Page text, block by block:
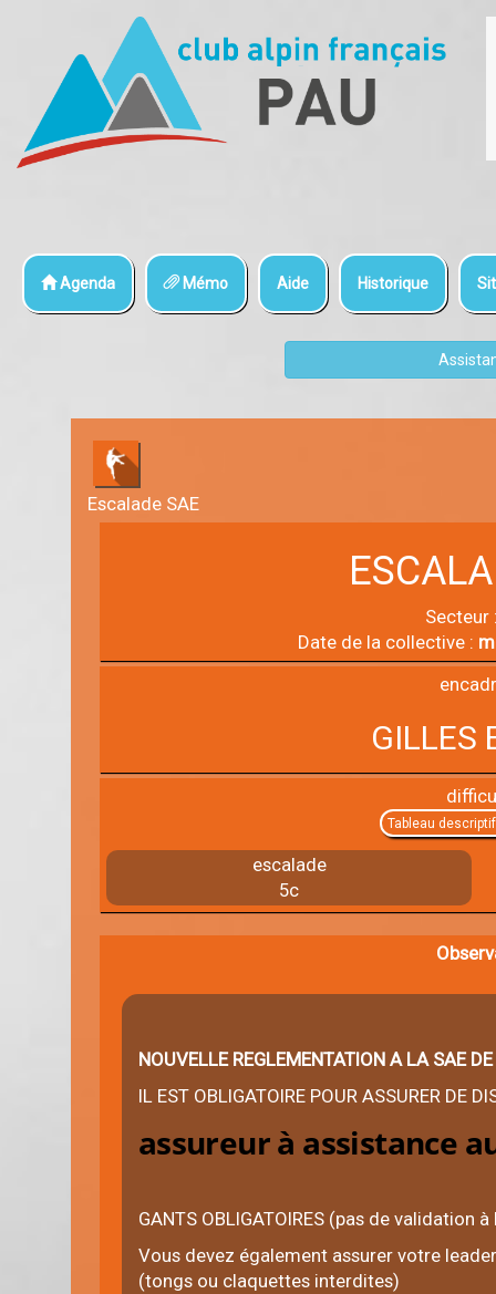
Agenda Mémo Aide Historique
Escalade SAE
Secteur
Date de la collective :
GILLES
Tableau
escalade
5c
NOUVELLE REGLEMENTATION A LA SAE
IL EST OBLIGATOIRE POUR ASSURER DE
assureur à assistance
GANTS OBLIGATOIRES (pas de validation
Vous devez également assurer votre
(tongs ou claquettes interdites)